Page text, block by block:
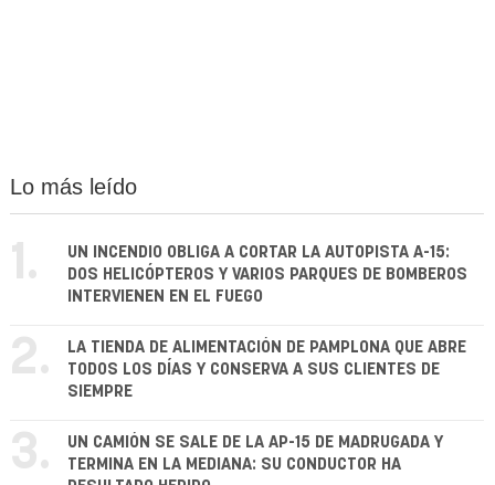
Lo más leído
1.
UN INCENDIO OBLIGA A CORTAR LA AUTOPISTA A-15:
DOS HELICÓPTEROS Y VARIOS PARQUES DE BOMBEROS
INTERVIENEN EN EL FUEGO
2.
LA TIENDA DE ALIMENTACIÓN DE PAMPLONA QUE ABRE
TODOS LOS DÍAS Y CONSERVA A SUS CLIENTES DE
SIEMPRE
3.
UN CAMIÓN SE SALE DE LA AP-15 DE MADRUGADA Y
TERMINA EN LA MEDIANA: SU CONDUCTOR HA